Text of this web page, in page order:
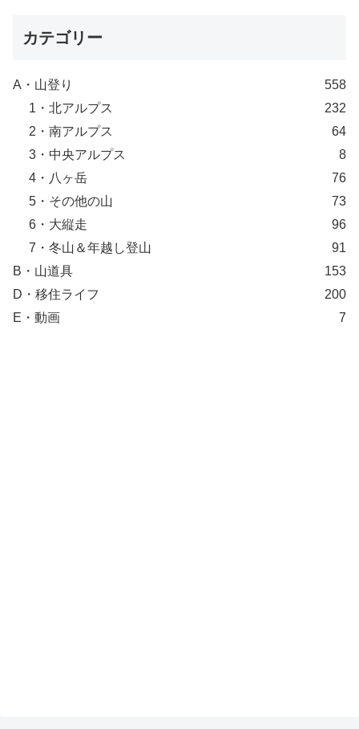
カテゴリー
A・山登り
558
1・北アルプス
232
2・南アルプス
64
3・中央アルプス
8
4・八ヶ岳
76
5・その他の山
73
6・大縦走
96
7・冬山＆年越し登山
91
B・山道具
153
D・移住ライフ
200
E・動画
7